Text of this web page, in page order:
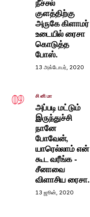
நீச்சல்
குளத்திற்கு
அருகே கிளாமர்
உடையில் ரைசா
கொடுத்த
போஸ்.
13 அக்டோபர், 2020
09 சினிமா
அப்படி மட்டும்
இருந்துச்சி
நானே
போவேன்,
யாரெல்லாம் என்
கூட வரீங்க -
சீனாவை
விளாசிய ரைசா.
13 ஜூன், 2020